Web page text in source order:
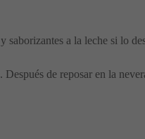
saborizantes a la leche si lo
Después de reposar en la